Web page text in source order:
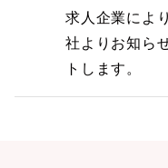
求人企業によ
社よりお知ら
トします。